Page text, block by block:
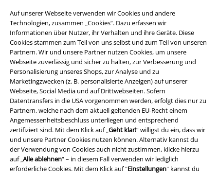
Auf unserer Webseite verwenden wir Cookies und andere
Technologien, zusammen „Cookies“. Dazu erfassen wir
Informationen über Nutzer, ihr Verhalten und ihre Geräte. Diese
Cookies stammen zum Teil von uns selbst und zum Teil von unseren
Partnern. Wir und unsere Partner nutzen Cookies, um unsere
Webseite zuverlässig und sicher zu halten, zur Verbesserung und
Personalisierung unseres Shops, zur Analyse und zu
Marketingzwecken (z. B. personalisierte Anzeigen) auf unserer
Webseite, Social Media und auf Drittwebseiten. Sofern
Datentransfers in die USA vorgenommen werden, erfolgt dies nur zu
Partnern, welche nach dem aktuell geltenden EU-Recht einem
Angemessenheitsbeschluss unterliegen und entsprechend
zertifiziert sind. Mit dem Klick auf „Geht klar!“ willigst du ein, dass wir
und unsere Partner Cookies nutzen können. Alternativ kannst du
der Verwendung von Cookies auch nicht zustimmen, klicke hierzu
auf „Alle ablehnen“ – in diesem Fall verwenden wir lediglich
erforderliche Cookies. Mit dem Klick auf "Einstellungen" kannst du
Rechtliches
AGB
Impressum
Datenschutz
Entsorgung und Umweltschutz
Konformitätserklärung
Information zur Barrierefreiheit